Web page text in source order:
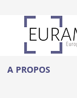
A PROPOS